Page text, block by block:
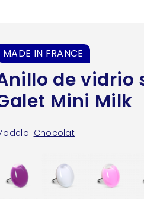
MADE IN FRANCE
de vidrio
Mini Milk
Chocolat